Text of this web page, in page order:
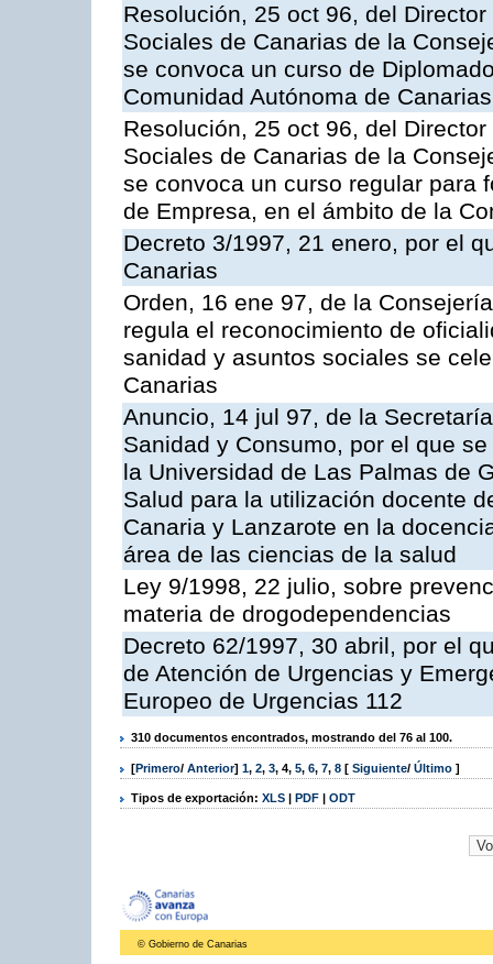
Resolución, 25 oct 96, del
Sociales de Canarias de la
se convoca un curso de
Comunidad Autónoma de Canarias
Resolución, 25 oct 96, del
Sociales de Canarias de la
se convoca un curso regular para
de Empresa, en el ámbito de la
Decreto 3/1997, 21 enero, por el
Canarias
Orden, 16 ene 97, de la
regula el reconocimiento de
sanidad y asuntos sociales se
Canarias
Anuncio, 14 jul 97, de la
Sanidad y Consumo, por el que
la Universidad de Las Palmas de
Salud para la utilización docente
Canaria y Lanzarote en la
área de las ciencias de la salud
Ley 9/1998, 22 julio, sobre
materia de drogodependencias
Decreto 62/1997, 30 abril, por el
de Atención de Urgencias y
Europeo de Urgencias 112
310 documentos encontrados, mostrando del 76 al 100.
[Primero/ Anterior] 1, 2, 3, 4, 5, 6, 7, 8 [ Siguiente/ Último ]
Tipos de exportación: XLS | PDF | ODT
© Gobierno de Canarias